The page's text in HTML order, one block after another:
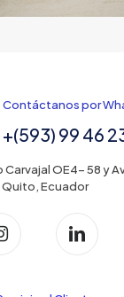
Contáctanos por
+(593) 99 46
Carvajal OE4- 58 y
Quito, Ecuador